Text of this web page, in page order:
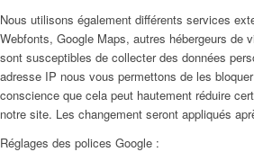
Nous utilisons également différents services
Webfonts, Google Maps, autres hébergeurs de
sont susceptibles de collecter des données
adresse IP nous vous permettons de les
conscience que cela peut hautement réduire
notre site. Les changement seront appliqués
Réglages des polices Google :